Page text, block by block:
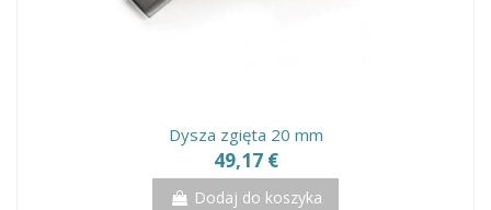
Dysza zgięta 20 mm
49,17 €
Dodaj do koszyka